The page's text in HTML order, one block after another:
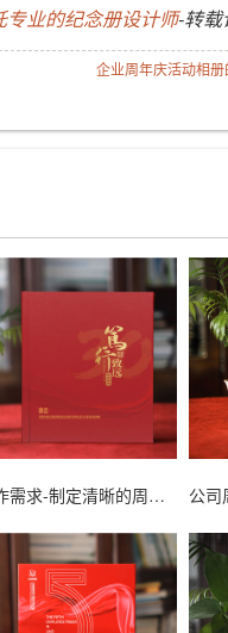
业的纪念册设计师-转载
企业周年庆活动相
满足周年画册制作需求-制定清晰的周年画册方案